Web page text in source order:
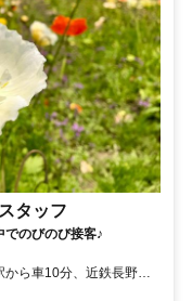
タッフ
のびのび接客♪
ら車10分、近鉄長野線